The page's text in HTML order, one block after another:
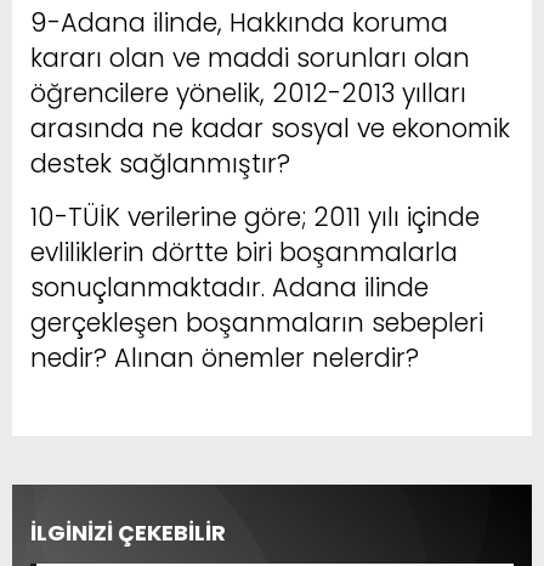
9-Adana ilinde, Hakkında koruma
kararı olan ve maddi sorunları olan
öğrencilere yönelik, 2012-2013 yılları
arasında ne kadar sosyal ve ekonomik
destek sağlanmıştır?
10-TÜİK verilerine göre; 2011 yılı içinde
evliliklerin dörtte biri boşanmalarla
sonuçlanmaktadır. Adana ilinde
gerçekleşen boşanmaların sebepleri
nedir? Alınan önemler nelerdir?
İLGİNİZİ ÇEKEBİLİR